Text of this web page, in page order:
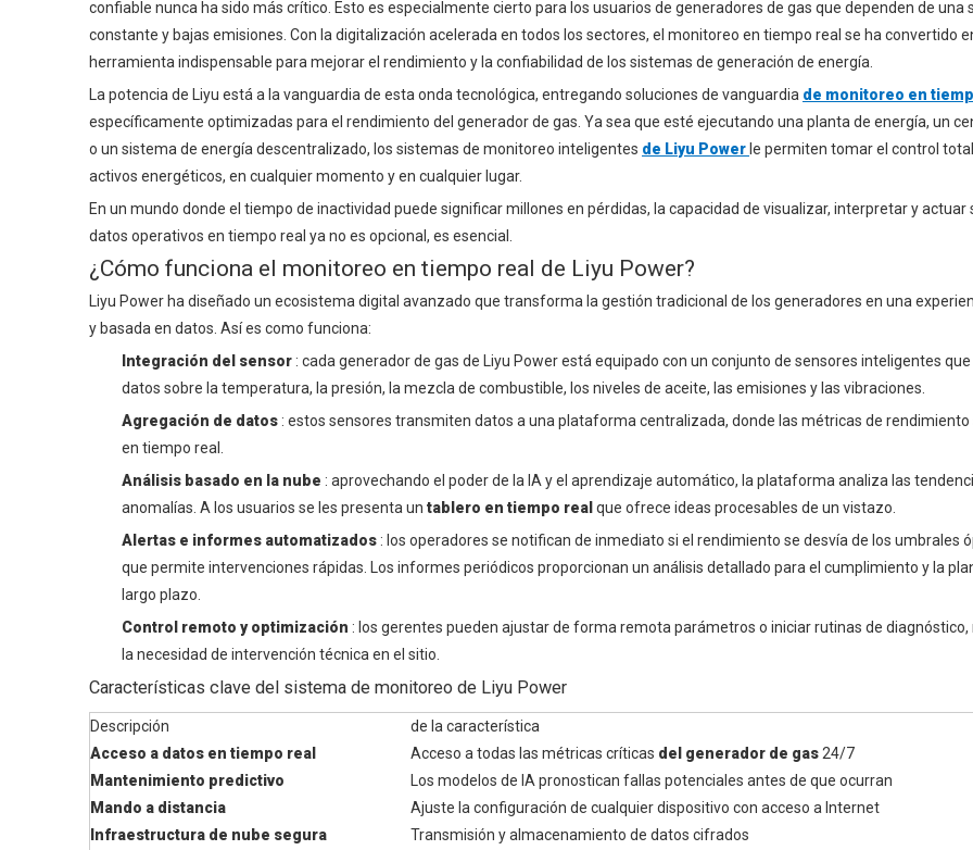
confiable nunca ha sido más crítico. Esto es especialmente cierto para los usuarios de generadores de gas que dependen de una
constante y bajas emisiones. Con la digitalización acelerada en todos los sectores, el monitoreo en tiempo real se ha convertido
herramienta indispensable para mejorar el rendimiento y la confiabilidad de los sistemas de generación de energía.
La potencia de Liyu está a la vanguardia de esta onda tecnológica, entregando soluciones de vanguardia de monitoreo en
específicamente optimizadas para el rendimiento del generador de gas. Ya sea que esté ejecutando una planta de energía, un
o un sistema de energía descentralizado, los sistemas de monitoreo inteligentes de Liyu Power le permiten tomar el control
activos energéticos, en cualquier momento y en cualquier lugar.
En un mundo donde el tiempo de inactividad puede significar millones en pérdidas, la capacidad de visualizar, interpretar y actuar
datos operativos en tiempo real ya no es opcional, es esencial.
¿Cómo funciona el monitoreo en tiempo real de Liyu Power?
Liyu Power ha diseñado un ecosistema digital avanzado que transforma la gestión tradicional de los generadores en una
y basada en datos. Así es como funciona:
Integración del sensor : cada generador de gas de Liyu Power está equipado con un conjunto de sensores inteligentes
datos sobre la temperatura, la presión, la mezcla de combustible, los niveles de aceite, las emisiones y las vibraciones.
Agregación de datos : estos sensores transmiten datos a una plataforma centralizada, donde las métricas de rendimiento
en tiempo real.
Análisis basado en la nube : aprovechando el poder de la IA y el aprendizaje automático, la plataforma analiza las
anomalías. A los usuarios se les presenta un tablero en tiempo real que ofrece ideas procesables de un vistazo.
Alertas e informes automatizados : los operadores se notifican de inmediato si el rendimiento se desvía de los umbrales
que permite intervenciones rápidas. Los informes periódicos proporcionan un análisis detallado para el cumplimiento y la
largo plazo.
Control remoto y optimización : los gerentes pueden ajustar de forma remota parámetros o iniciar rutinas de
la necesidad de intervención técnica en el sitio.
Características clave del sistema de monitoreo de Liyu Power
Descripción
de la característica
Acceso a datos en tiempo real
Acceso a todas las métricas críticas del generador de gas 24/7
Mantenimiento predictivo
Los modelos de IA pronostican fallas potenciales antes de que ocurran
Mando a distancia
Ajuste la configuración de cualquier dispositivo con acceso a Internet
Infraestructura de nube segura
Transmisión y almacenamiento de datos cifrados